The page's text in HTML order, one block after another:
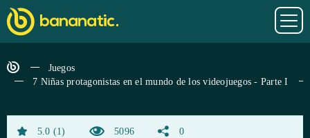
Juegos
7 Niñas protagonistas en el mundo de los videojuegos - Parte I
5.0 1 5096 0